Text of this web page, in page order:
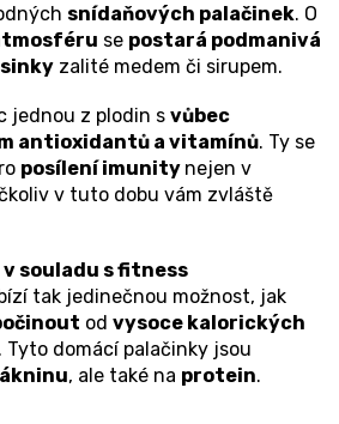
snídaňových palačinek. O
se postará podmanivá
zalité medem či sirupem.
jednou z plodin s vůbec
antioxidantů a vitamínů. Ty se
posílení imunity nejen v
v tuto dobu vám zvláště
v souladu s fitness
tak jedinečnou možnost, jak
od vysoce kalorických
. Tyto domácí palačinky jsou
, ale také na protein.